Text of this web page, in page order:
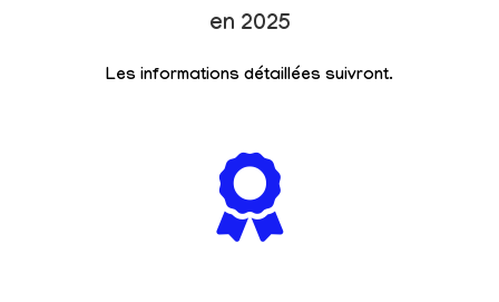
en 2025
Les informations détaillées suivront.